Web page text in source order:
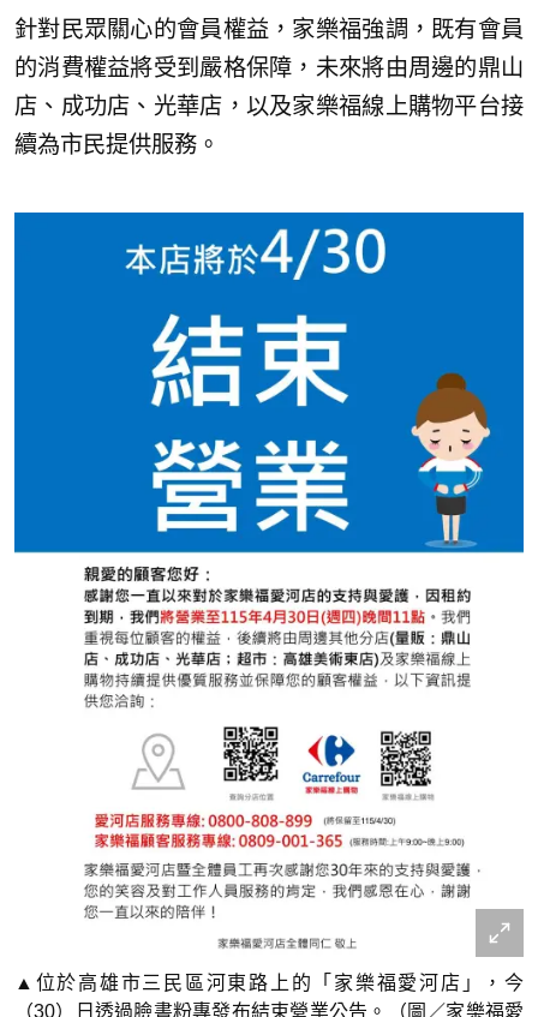
針對民眾關心的會員權益，家樂福強調，既有會員
的消費權益將受到嚴格保障，未來將由周邊的鼎山
店、成功店、光華店，以及家樂福線上購物平台接
續為市民提供服務。
▲位於高雄市三民區河東路上的「家樂福愛河店」，今
（30）日透過臉書粉專發布結束營業公告。（圖／家樂福愛